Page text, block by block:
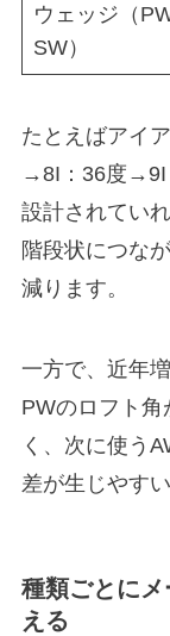
ウェッジ（
SW）
たとえばアイ
→8I：36度→9I
設計されてい
階段状につな
減ります。
一方で、近年
PWのロフト
く、次に使う
差が生じやす
種類ごとに
える